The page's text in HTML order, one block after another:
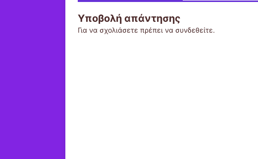
Υποβολή απάντησης
Για να σχολιάσετε πρέπει να συνδεθείτε.